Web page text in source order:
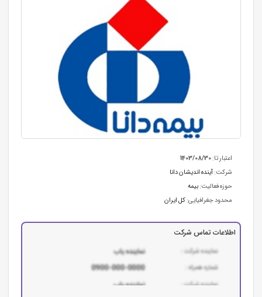
اعتبار تا:1403/08/30
شرکت:آینده اندیشان دانا
حوزه فعالیت:بیمه
محدود جغرافیایی:کل ایران
اطلاعات تماس شرکت